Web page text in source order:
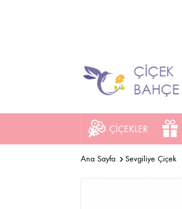
ÇİÇEKLER
Ana Sayfa Sevgiliye Çiçek